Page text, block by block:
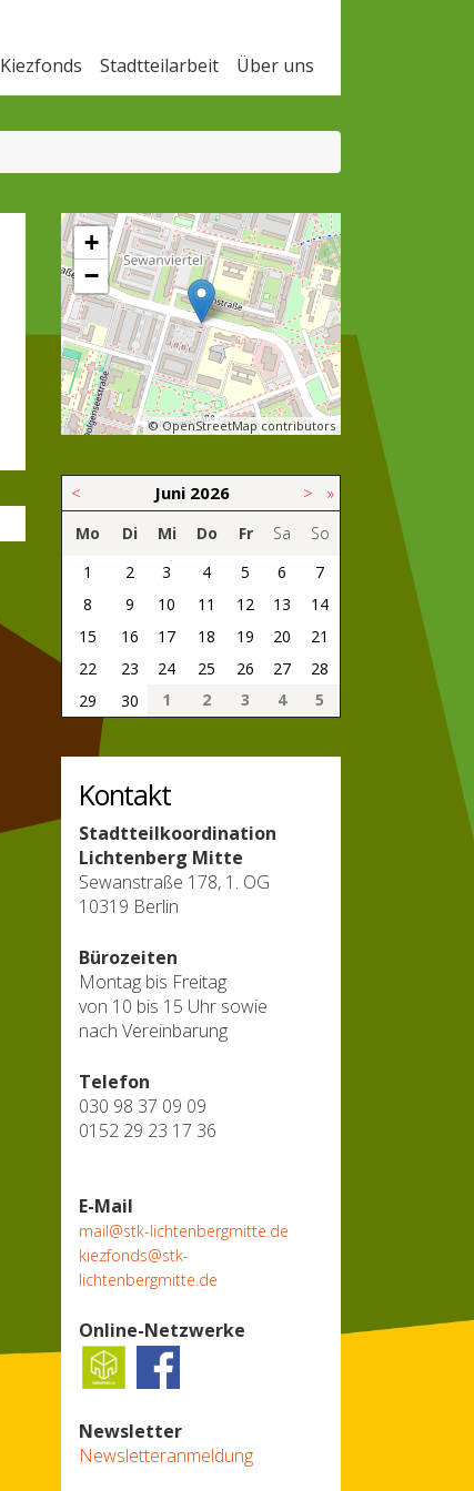
Kiezfonds Stadtteilarbeit Über uns
+
−
© OpenStreetMap contributors
< Juni 2026 > »
Mo Di Mi Do Fr Sa
So
1
2 3 4 5 6
7
8
9 10 11 12 13
14
15
16 17 18 19 20
21
22
23 24 25 26 27
28
29
30 1 2 3 4 5
Kontakt
Stadtteilkoordination
Lichtenberg Mitte
Sewanstraße 178, 1. OG
10319 Berlin
Bürozeiten
Montag bis Freitag
von 10 bis 15 Uhr sowie
nach Vereinbarung
Telefon
030 98 37 09 09
0152 29 23 17 36
E-Mail
mail@stk-lichtenbergmitte.de
kiezfonds@stk-
lichtenbergmitte.de
Online-Netzwerke
Newsletter
Newsletteranmeldung